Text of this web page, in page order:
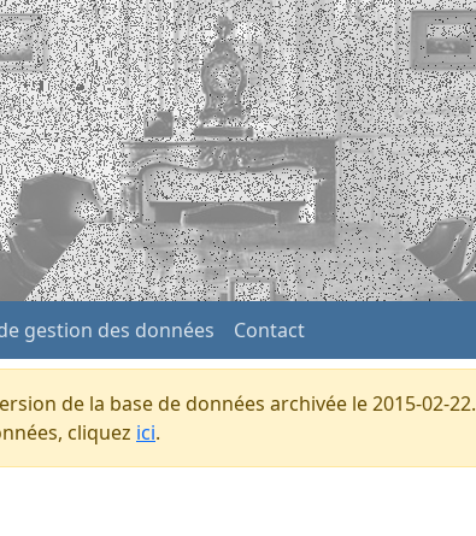
gestion des données Contact
de la base de données archivée le 2015-02-22.
cliquez ici.